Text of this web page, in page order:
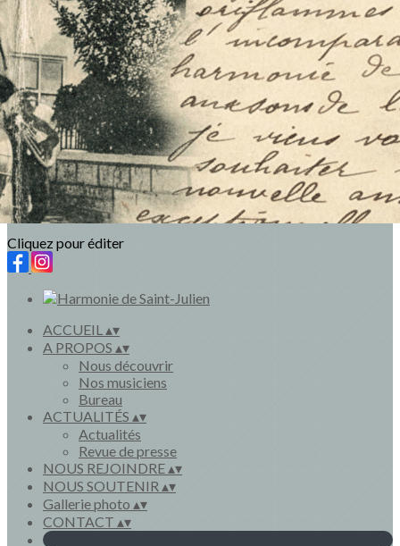
Exporter les lignes sélectionnées
Exporter toutes les colonnes
Exporter uniquement les colonnes affichées
Menu
<
>
Actualités
Revue de presse
Ajoutez un logo, un bouton, des réseaux sociaux
Cliquez pour éditer
ACCUEIL▴▾
A PROPOS ▴▾
Nous découvrir
Nos musiciens
Bureau
ACTUALITÉS ▴▾
Actualités
Revue de presse
NOUS REJOINDRE▴▾
NOUS SOUTENIR ▴▾
Gallerie photo ▴▾
CONTACT ▴▾